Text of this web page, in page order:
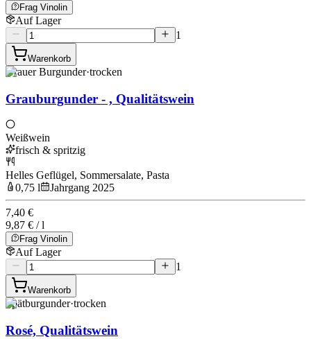
Frag Vinolin
Auf Lager
1
Warenkorb
Grauer Burgunder·trocken
Grauburgunder - , Qualitätswein
Weißwein
frisch & spritzig
Helles Geflügel, Sommersalate, Pasta
0,75 l
Jahrgang 2025
7,40 €
9,87 € / l
Frag Vinolin
Auf Lager
1
Warenkorb
Spätburgunder·trocken
Rosé, Qualitätswein